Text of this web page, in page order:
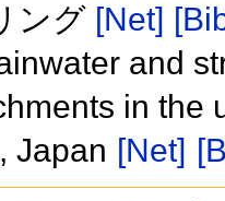
ング [Net]
and
in the
Japan [Net]